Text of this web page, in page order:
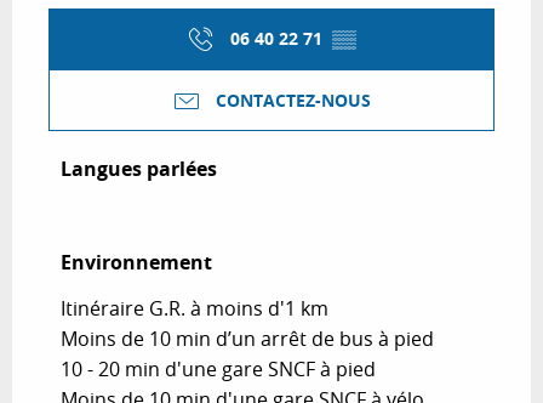
06 40 22 71 ▒▒
CONTACTEZ-NOUS
Langues parlées
Langues parlées
Environnement
Environnement
Itinéraire G.R. à moins d'1 km
Moins de 10 min d’un arrêt de bus à pied
10 - 20 min d'une gare SNCF à pied